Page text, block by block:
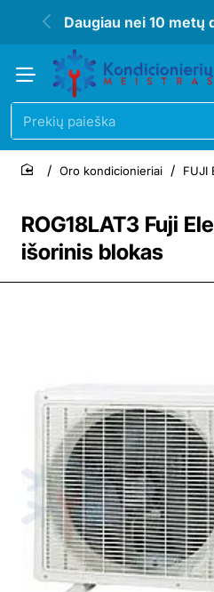
Daugiau nei 10
Prekių
paieška
ROG18LAT3 Fuji
išorinis blokas
home
Oro kondicionieriai FUJI